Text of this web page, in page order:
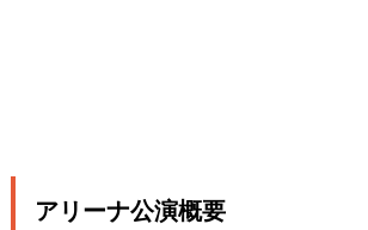
アリーナ公演概要